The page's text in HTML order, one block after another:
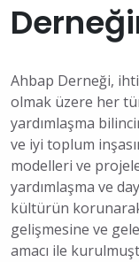
Ahbap Derneği,
olmak üzere her
yardımlaşma
ve iyi toplum
modelleri ve
yardımlaşma ve
kültürün
gelişmesine ve
amacı ile